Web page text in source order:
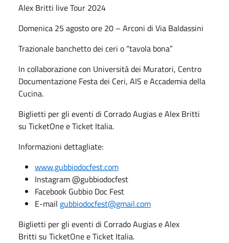
Alex Britti live Tour 2024
Domenica 25 agosto ore 20 – Arconi di Via Baldassini
Trazionale banchetto dei ceri o “tavola bona”
In collaborazione con Università dei Muratori, Centro
Documentazione Festa dei Ceri, AIS e Accademia della
Cucina.
Biglietti per gli eventi di Corrado Augias e Alex Britti
su TicketOne e Ticket Italia.
Informazioni dettagliate:
www.gubbiodocfest.com
Instagram @gubbiodocfest
Facebook Gubbio Doc Fest
E-mail gubbiodocfest@gmail.com
Biglietti per gli eventi di Corrado Augias e Alex
Britti su TicketOne e Ticket Italia.